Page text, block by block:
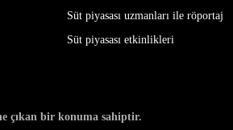
Süt piyasası uzmanları ile röportaj
Süt piyasası etkinlikleri
çıkan bir konuma sahiptir.